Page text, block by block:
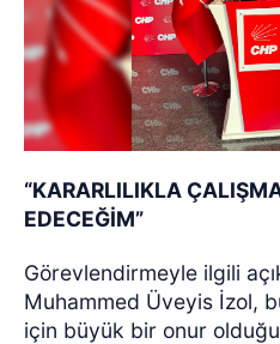
“KARARLILIKLA
EDECEĞİM”
Görevlendirmeyle ilgili
Muhammed Üveyis İzol,
için büyük bir onur